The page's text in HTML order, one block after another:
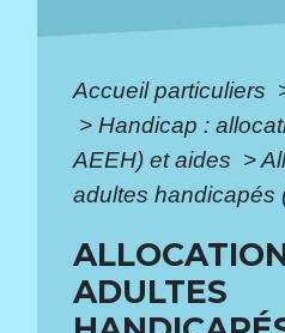
Accueil particuliers
> Handicap :
AEEH) et aides >
adultes handicapés
ADULTES